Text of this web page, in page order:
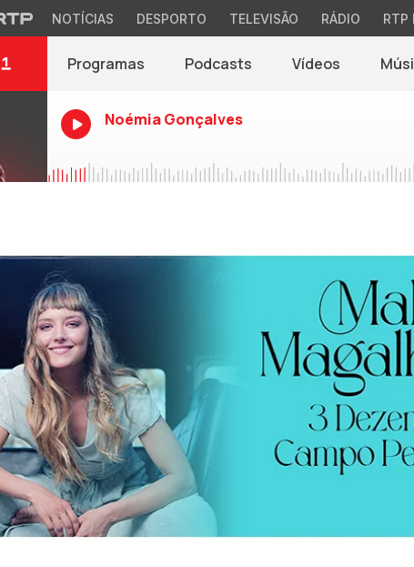
NOTÍCIAS DESPORTO TELEVISÃO RÁDIO RTP
Programas Podcasts Vídeos
Noémia Gonçalves